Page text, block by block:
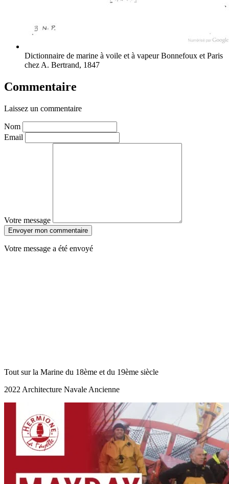
Dictionnaire de marine à voile et à vapeurBonnefoux et Paris
chez A. Bertrand, 1847
Commentaire
Laissez un commentaire
Nom
Email
Votre message
Envoyer mon commentaire
Votre message a été envoyé
Tout sur la Marine du 18ème et du 19ème siècle
2022 Architecture Navale Ancienne